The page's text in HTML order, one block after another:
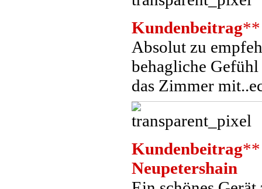
Kundenbeitrag**
Absolut zu
behagliche
das Zimmer
Kundenbeitrag**
Neupetershain